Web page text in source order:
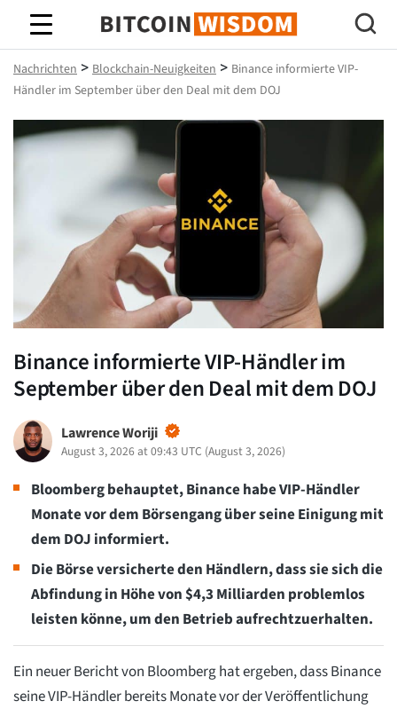
Bitcoin-Weisheit
Nachrichten > Blockchain-Neuigkeiten > Binance informierte VIP-
Händler im September über den Deal mit dem DOJ
Binance informierte VIP-Händler im
September über den Deal mit dem DOJ
Lawrence Woriji
August 3, 2026 at 09:43 UTC (August 3, 2026)
Bloomberg behauptet, Binance habe VIP-Händler
Monate vor dem Börsengang über seine Einigung mit
dem DOJ informiert.
Die Börse versicherte den Händlern, dass sie sich die
Abfindung in Höhe von $4,3 Milliarden problemlos
leisten könne, um den Betrieb aufrechtzuerhalten.
Ein neuer Bericht von Bloomberg hat ergeben, dass Binance
seine VIP-Händler bereits Monate vor der Veröffentlichung